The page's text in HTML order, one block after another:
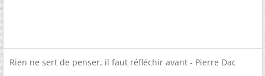
Rien ne sert de penser, il faut réfléchir avant - Pierre Dac